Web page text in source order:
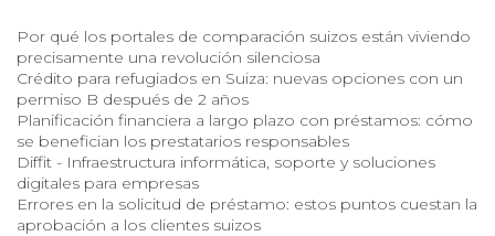
Por qué los portales de comparación suizos están viviendo
precisamente una revolución silenciosa
Crédito para refugiados en Suiza: nuevas opciones con un
permiso B después de 2 años
Planificación financiera a largo plazo con préstamos: cómo
se benefician los prestatarios responsables
Diffit - Infraestructura informática, soporte y soluciones
digitales para empresas
Errores en la solicitud de préstamo: estos puntos cuestan la
aprobación a los clientes suizos